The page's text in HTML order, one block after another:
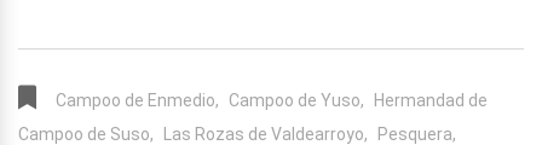
Campoo de Enmedio, Campoo de Yuso,
Hermandad de
Campoo de Suso,
Las Rozas de Valdearroyo,
Pesquera,